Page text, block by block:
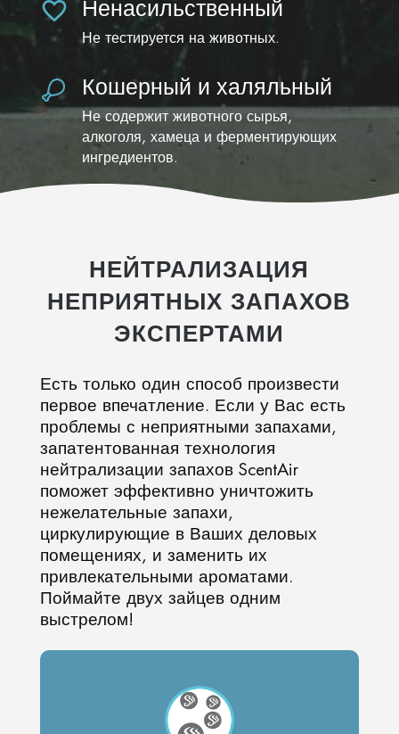
Ненасильственный
Не тестируется на животных.
Кошерный и халяльный
Не содержит животного сырья,
алкоголя, хамеца и ферментирующих
ингредиентов.
НЕЙТРАЛИЗАЦИЯ
НЕПРИЯТНЫХ ЗАПАХОВ
ЭКСПЕРТАМИ
Есть только один способ произвести
первое впечатление. Если у Вас есть
проблемы с неприятными запахами,
запатентованная технология
нейтрализации запахов ScentAir
поможет эффективно уничтожить
нежелательные запахи,
циркулирующие в Ваших деловых
помещениях, и заменить их
привлекательными ароматами.
Поймайте двух зайцев одним
выстрелом!